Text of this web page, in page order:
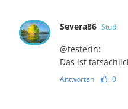
Severa86 Studi
@testerin:
Das ist
Antworten 0